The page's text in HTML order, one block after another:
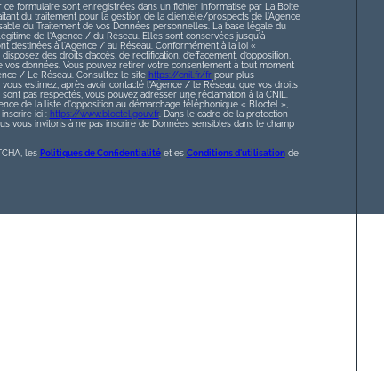
formulaire sont enregistrées dans un fichier informatisé par La Boite
du traitement pour la gestion de la clientèle/prospects de l'Agence
du Traitement de vos Données personnelles. La base légale du
de l'Agence / du Réseau. Elles sont conservées jusqu'à
destinées à l'Agence / au Réseau. Conformément à la loi «
des droits d’accès, de rectification, d’effacement, d’opposition,
vos données. Vous pouvez retirer votre consentement à tout moment
/ Le Réseau. Consultez le site https://cnil.fr/frpour plus
vous estimez, après avoir contacté l'Agence / le Réseau, que vos droits
pas respectés, vous pouvez adresser une réclamation à la CNIL.
de la liste d'opposition au démarchage téléphonique « Bloctel »,
ici : https://www.bloctel.gouv.fr. Dans le cadre de la protection
vous invitons à ne pas inscrire de Données sensibles dans le champ
les Politiques de Confidentialitéet es Conditions d'utilisationde